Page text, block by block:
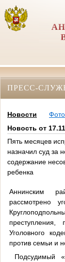
ПРЕСС-
Новости
Новость от
Пять месяцев
назначил суд за
содержание
ребенка
Аннинским
рассмотрено
преступления,
Уголовного
против семьи и
Подсудимый